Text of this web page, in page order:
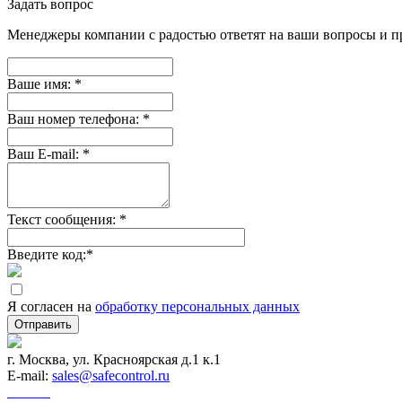
Задать вопрос
Менеджеры компании с радостью ответят на ваши вопросы и
Ваше имя: *
Ваш номер телефона: *
Ваш E-mail: *
Текст сообщения: *
Введите код:*
Я согласен на обработку персональных данных
Отправить
г. Москва, ул. Красноярская д.1 к.1
E-mail: sales@safecontrol.ru